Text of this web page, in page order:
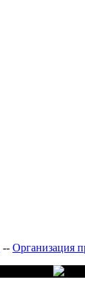
-- Организация